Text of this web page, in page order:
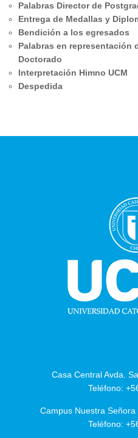
Palabras Director de
Entrega de Medallas y
Bendición a los egresados
Palabras en representación
Doctorado
Interpretación Himno UCM
Despedida
Casa Central Avda.
Teléfono:
Campus Nuestra
Teléfono: